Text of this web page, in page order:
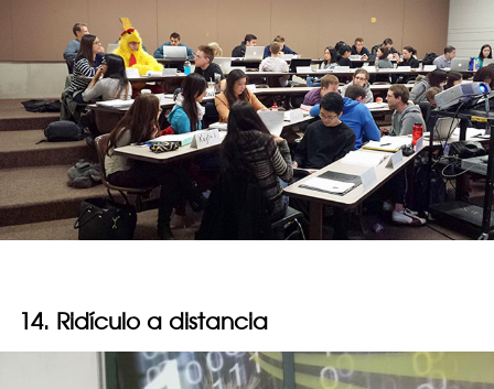
14. Ridículo a distancia